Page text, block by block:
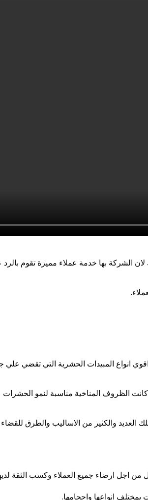
الشركة بها خدمة عملاء مميزة تقوم بالرد
انواع المبيدات الحشرية التي تقضي علي
الظروف المناخية مناسبة لنمو الحشرات
العديد والكثير من الاساليب والطرق
اجل ارضاء جميع العملاء وكسب الثقة
انواعها واحجامها.